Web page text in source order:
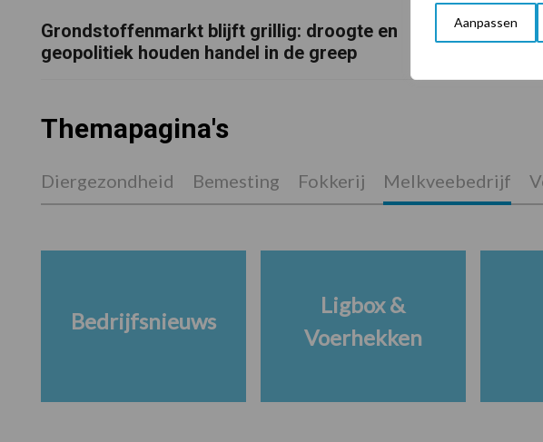
Aanpassen
Grondstoffenmarkt blijft grillig: droogte en
geopolitiek houden handel in de greep
De
Themapagina's
Diergezondheid Bemesting Fokkerij Melkveebedrijf
Bedrijfsnieuws
Ligbox &
Voerhekken